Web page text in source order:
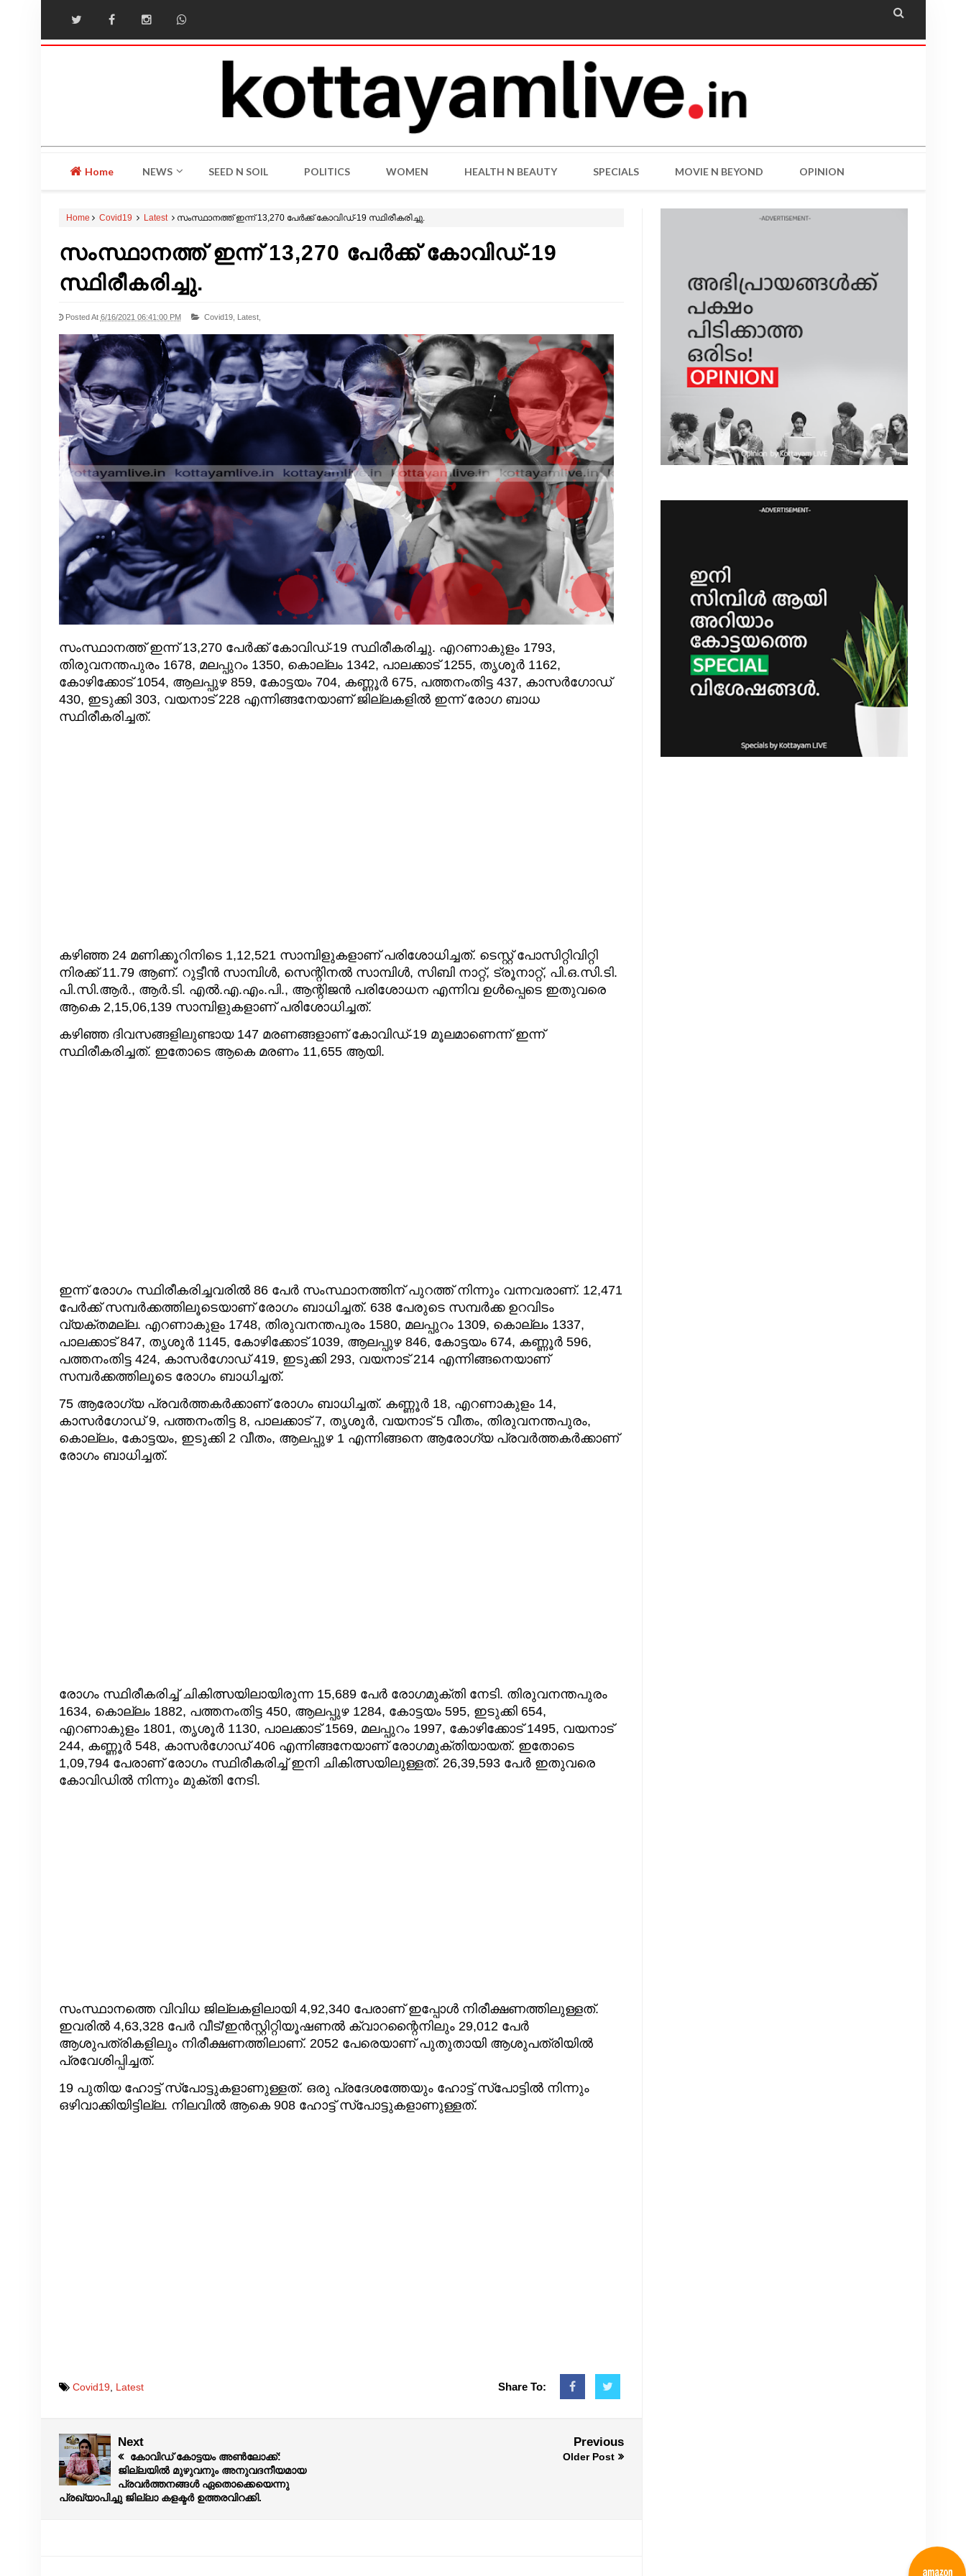

Home NEWS SEED N SOIL POLITICS WOMEN HEALTH N BEAUTY SPECIALS MOVIE N BEYOND OPINION
Home Covid19 Latest സംസ്ഥാനത്ത് ഇന്ന് 13,270 പേര്‍ക്ക് കോവിഡ്-19 സ്ഥിരീകരിച്ചു.
സംസ്ഥാനത്ത് ഇന്ന് 13,270 പേര്‍ക്ക് കോവിഡ്-19
സ്ഥിരീകരിച്ചു.
Posted At 6/16/2021 06:41:00 PM Covid19, Latest,
സംസ്ഥാനത്ത് ഇന്ന് 13,270 പേര്‍ക്ക് കോവിഡ്-19 സ്ഥിരീകരിച്ചു. എറണാകുളം 1793,
തിരുവനന്തപുരം 1678, മലപ്പുറം 1350, കൊല്ലം 1342, പാലക്കാട് 1255, തൃശൂര്‍ 1162,
കോഴിക്കോട് 1054, ആലപ്പുഴ 859, കോട്ടയം 704, കണ്ണൂര്‍ 675, പത്തനംതിട്ട 437, കാസര്‍ഗോഡ്
430, ഇടുക്കി 303, വയനാട് 228 എന്നിങ്ങനേയാണ് ജില്ലകളില്‍ ഇന്ന് രോഗ ബാധ
സ്ഥിരീകരിച്ചത്.
കഴിഞ്ഞ 24 മണിക്കൂറിനിടെ 1,12,521 സാമ്പിളുകളാണ് പരിശോധിച്ചത്. ടെസ്റ്റ് പോസിറ്റിവിറ്റി
നിരക്ക് 11.79 ആണ്. റുട്ടീന്‍ സാമ്പിള്‍, സെന്റിനല്‍ സാമ്പിള്‍, സിബി നാറ്റ്, ട്രൂനാറ്റ്, പി.ഒ.സി.ടി.
പി.സി.ആര്‍., ആര്‍.ടി. എല്‍.എ.എം.പി., ആന്റിജന്‍ പരിശോധന എന്നിവ ഉള്‍പ്പെടെ ഇതുവരെ
ആകെ 2,15,06,139 സാമ്പിളുകളാണ് പരിശോധിച്ചത്.
കഴിഞ്ഞ ദിവസങ്ങളിലുണ്ടായ 147 മരണങ്ങളാണ് കോവിഡ്-19 മൂലമാണെന്ന് ഇന്ന്
സ്ഥിരീകരിച്ചത്. ഇതോടെ ആകെ മരണം 11,655 ആയി.
ഇന്ന് രോഗം സ്ഥിരീകരിച്ചവരില്‍ 86 പേര്‍ സംസ്ഥാനത്തിന് പുറത്ത് നിന്നും വന്നവരാണ്. 12,471
പേര്‍ക്ക് സമ്പര്‍ക്കത്തിലൂടെയാണ് രോഗം ബാധിച്ചത്. 638 പേരുടെ സമ്പര്‍ക്ക ഉറവിടം
വ്യക്തമല്ല. എറണാകുളം 1748, തിരുവനന്തപുരം 1580, മലപ്പുറം 1309, കൊല്ലം 1337,
പാലക്കാട് 847, തൃശൂര്‍ 1145, കോഴിക്കോട് 1039, ആലപ്പുഴ 846, കോട്ടയം 674, കണ്ണൂര്‍ 596,
പത്തനംതിട്ട 424, കാസര്‍ഗോഡ് 419, ഇടുക്കി 293, വയനാട് 214 എന്നിങ്ങനെയാണ്
സമ്പര്‍ക്കത്തിലൂടെ രോഗം ബാധിച്ചത്.
75 ആരോഗ്യ പ്രവര്‍ത്തകര്‍ക്കാണ് രോഗം ബാധിച്ചത്. കണ്ണൂര്‍ 18, എറണാകുളം 14,
കാസര്‍ഗോഡ് 9, പത്തനംതിട്ട 8, പാലക്കാട് 7, തൃശൂര്‍, വയനാട് 5 വീതം, തിരുവനന്തപുരം,
കൊല്ലം, കോട്ടയം, ഇടുക്കി 2 വീതം, ആലപ്പുഴ 1 എന്നിങ്ങനെ ആരോഗ്യ പ്രവര്‍ത്തകര്‍ക്കാണ്
രോഗം ബാധിച്ചത്.
രോഗം സ്ഥിരീകരിച്ച് ചികിത്സയിലായിരുന്ന 15,689 പേര്‍ രോഗമുക്തി നേടി. തിരുവനന്തപുരം
1634, കൊല്ലം 1882, പത്തനംതിട്ട 450, ആലപ്പുഴ 1284, കോട്ടയം 595, ഇടുക്കി 654,
എറണാകുളം 1801, തൃശൂര്‍ 1130, പാലക്കാട് 1569, മലപ്പുറം 1997, കോഴിക്കോട് 1495, വയനാട്
244, കണ്ണൂര്‍ 548, കാസര്‍ഗോഡ് 406 എന്നിങ്ങനേയാണ് രോഗമുക്തിയായത്. ഇതോടെ
1,09,794 പേരാണ് രോഗം സ്ഥിരീകരിച്ച് ഇനി ചികിത്സയിലുള്ളത്. 26,39,593 പേര്‍ ഇതുവരെ
കോവിഡില്‍ നിന്നും മുക്തി നേടി.
സംസ്ഥാനത്തെ വിവിധ ജില്ലകളിലായി 4,92,340 പേരാണ് ഇപ്പോള്‍ നിരീക്ഷണത്തിലുള്ളത്.
ഇവരില്‍ 4,63,328 പേര്‍ വീട്/ഇന്‍സ്റ്റിറ്റിയൂഷണല്‍ ക്വാറന്റൈനിലും 29,012 പേര്‍
ആശുപത്രികളിലും നിരീക്ഷണത്തിലാണ്. 2052 പേരെയാണ് പുതുതായി ആശുപത്രിയില്‍
പ്രവേശിപ്പിച്ചത്.
19 പുതിയ ഹോട്ട് സ്‌പോട്ടുകളാണുള്ളത്. ഒരു പ്രദേശത്തേയും ഹോട്ട് സ്‌പോട്ടില്‍ നിന്നും
ഒഴിവാക്കിയിട്ടില്ല. നിലവില്‍ ആകെ 908 ഹോട്ട് സ്‌പോട്ടുകളാണുള്ളത്.
Covid19, Latest Share To:
Next
കോവിഡ് കോട്ടയം അൺലോക്ക്:
ജില്ലയിൽ മുഴുവനും അനുവദനീയമായ
പ്രവർത്തനങ്ങൾ ഏതൊക്കെയെന്നു
പ്രഖ്യാപിച്ചു ജില്ലാ കളക്ടർ ഉത്തരവിറക്കി.
Previous
Older Post